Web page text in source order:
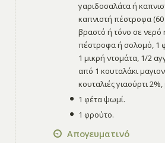
γαριδοσαλάτα ή
καπνιστή πέστροφα
βραστό ή τόνο σε νερό
πέστροφα ή σολομό, 1
1 μικρή ντομάτα, 1/2
από 1 κουταλάκι
κουταλιές γιαούρτι
1 φέτα ψωμί.
1 φρούτο.
Απογευματινό